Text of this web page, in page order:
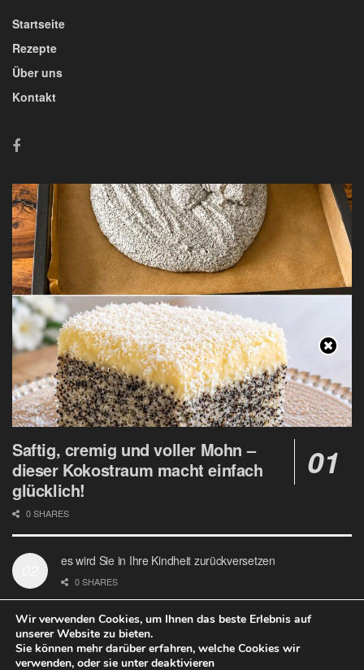
Startseite
Rezepte
Über uns
Kontakt
Saftig, cremig und voller Mohn –
dieser Kokostraum macht einfach
glücklich!
0 SHARES
es wird Sie in Ihre Kindheit zurückversetzen
0 SHARES
Wir verwenden Cookies, um Ihnen das beste Erlebnis auf
unserer Website zu bieten.
Sie können mehr darüber erfahren, welche Cookies wir
verwenden, oder sie unter deaktivieren